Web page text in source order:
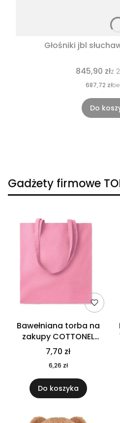
Głośniki jbl
845,90 złz
687,72 zł
Do
Gadżety firmowe
Bawełniana torba na
zakupy COTTONEL
COLOUR++ MO9846-11
7,70 zł
6,26 zł
Do koszyka